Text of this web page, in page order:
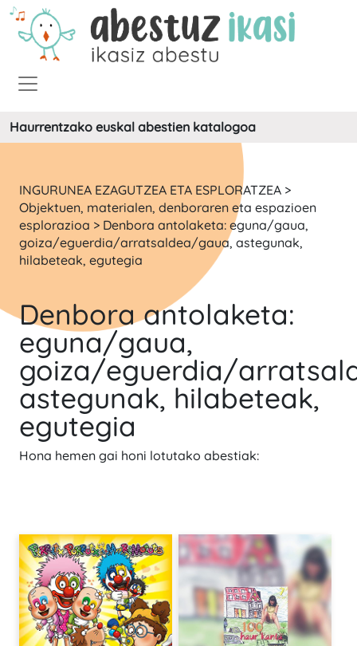
Haurrentzako euskal abestien katalogoa
INGURUNEA EZAGUTZEA ETA ESPLORATZEA >
Objektuen, materialen, denboraren eta espazioen
esplorazioa > Denbora antolaketa: eguna/gaua,
goiza/eguerdia/arratsaldea/gaua, astegunak,
hilabeteak, egutegia
Denbora antolaketa:
eguna/gaua,
goiza/eguerdia/
astegunak, hilabeteak,
egutegia
Hona hemen gai honi lotutako abestiak: